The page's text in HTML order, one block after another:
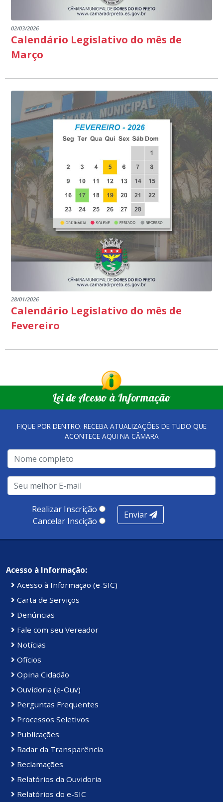
02/03/2026
Calendário Legislativo do mês de
Março
28/01/2026
Calendário Legislativo do mês de
Fevereiro
Lei de Acesso à Informação
FIQUE POR DENTRO. RECEBA ATUALIZAÇÕES DE TUDO QUE
ACONTECE AQUI NA CÂMARA
Realizar Inscrição
Cancelar Inscição
Enviar
Acesso à Informação:
Acesso à Informação (e-SIC)
Carta de Serviços
Denúncias
Fale com seu Vereador
Notícias
Ofícios
Opina Cidadão
Ouvidoria (e-Ouv)
Perguntas Frequentes
Processos Seletivos
Publicações
Radar da Transparência
Reclamações
Relatórios da Ouvidoria
Relatórios do e-SIC